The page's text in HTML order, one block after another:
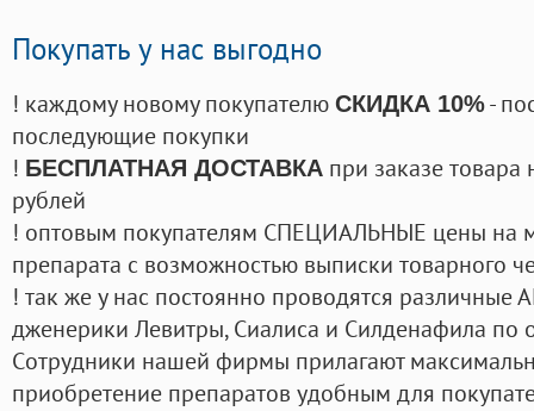
Покупать у нас выгодно
! каждому новому покупателю СКИДКА 10%-
последующие покупки
! БЕСПЛАТНАЯ ДОСТАВКА при заказе
рублей
! оптовым покупателям СПЕЦИАЛЬНЫЕ цены на
препарата с возможностью выписки товарного
! так же у нас постоянно проводятся
дженерики Левитры, Сиалиса и Силденафила по
Cотрудники нашей фирмы прилагают
приобретение препаратов удобным для